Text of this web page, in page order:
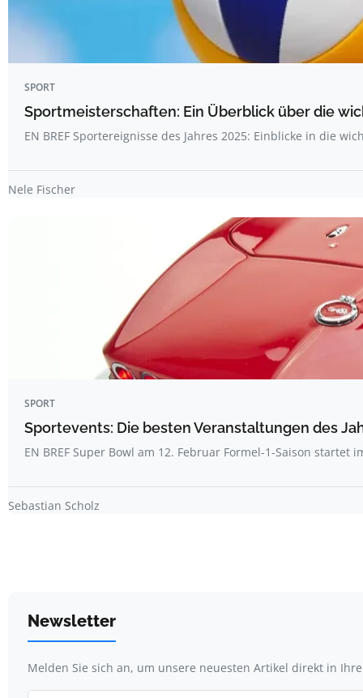
SPORT
Sportmeisterschaften: Ein Überblick über die
EN BREF Sportereignisse des Jahres 2025: Einblicke in die
Nele Fischer
SPORT
Sportevents: Die besten Veranstaltungen des
EN BREF Super Bowl am 12. Februar Formel-1-Saison startet
Sebastian Scholz
Newsletter
Melden Sie sich an, um unsere neuesten Artikel direkt in